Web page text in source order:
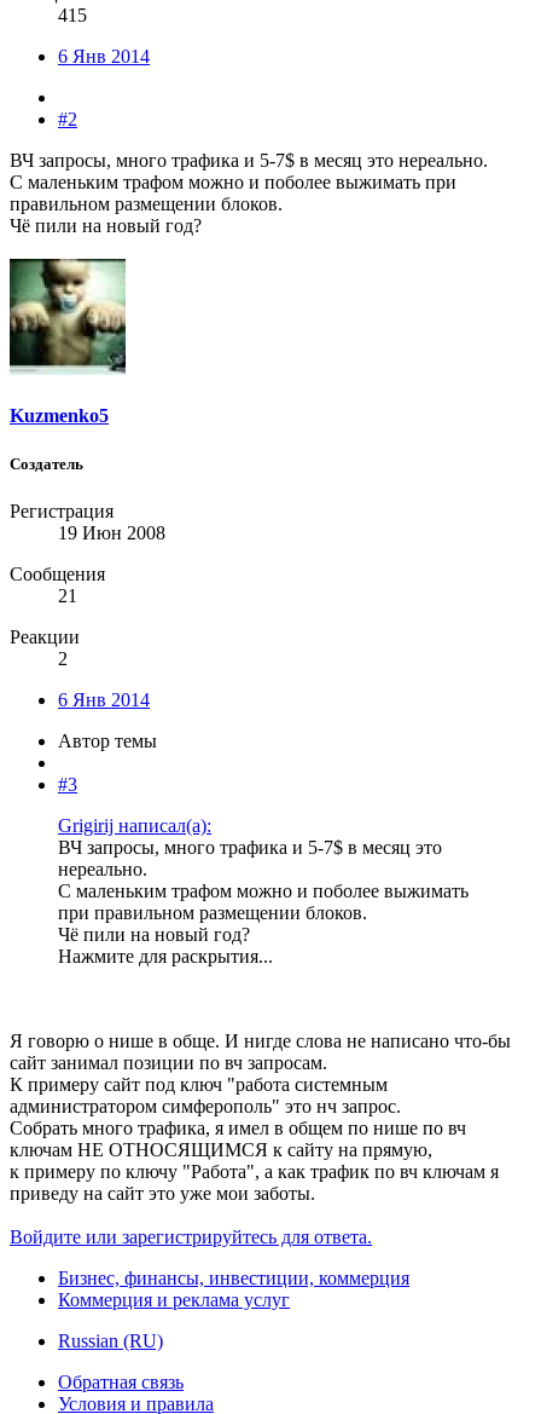
415
6 Янв 2014
#2
ВЧ запросы, много трафика и 5-7$ в месяц это нереально.
С маленьким трафом можно и поболее выжимать при
правильном размещении блоков.
Чё пили на новый год?
Kuzmenko5
Создатель
Регистрация
19 Июн 2008
Сообщения
21
Реакции
2
6 Янв 2014
Автор темы
#3
Grigirij написал(а):
ВЧ запросы, много трафика и 5-7$ в месяц это
нереально.
С маленьким трафом можно и поболее выжимать
при правильном размещении блоков.
Чё пили на новый год?
Нажмите для раскрытия...
Я говорю о нише в обще. И нигде слова не написано что-бы
сайт занимал позиции по вч запросам.
К примеру сайт под ключ "работа системным
администратором симферополь" это нч запрос.
Собрать много трафика, я имел в общем по нише по вч
ключам НЕ ОТНОСЯЩИМСЯ к сайту на прямую,
к примеру по ключу "Работа", а как трафик по вч ключам я
приведу на сайт это уже мои заботы.
Войдите или зарегистрируйтесь для ответа.
Бизнес, финансы, инвестиции, коммерция
Коммерция и реклама услуг
Russian (RU)
Обратная связь
Условия и правила